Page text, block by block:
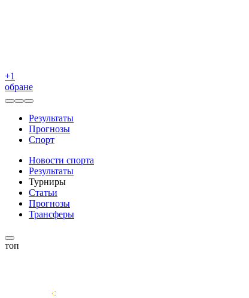
+1
обране
Результаты
Прогнозы
Спорт
Новости спорта
Результаты
Турниры
Статьи
Прогнозы
Трансферы
топ